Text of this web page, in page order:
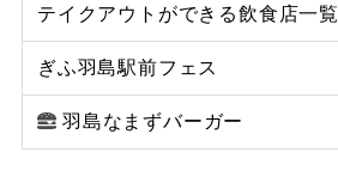
テイクアウトができる飲食店一覧
ぎふ羽島駅前フェス
羽島なまずバーガー